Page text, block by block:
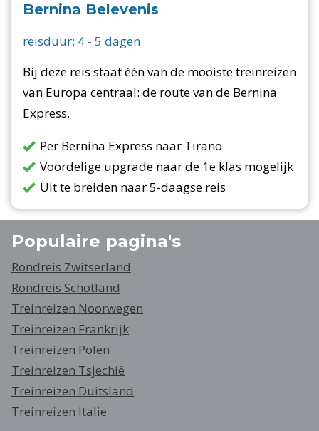
Bernina Belevenis
reisduur: 4 - 5 dagen
Bij deze reis staat één van de mooiste treinreizen
van Europa centraal: de route van de Bernina
Express.
Per Bernina Express naar Tirano
Voordelige upgrade naar de 1e klas mogelijk
Uit te breiden naar 5-daagse reis
Populaire pagina's
Rondreis Zwitserland
Rondreis Schotland
Treinreizen Noorwegen
Treinreizen Frankrijk
Treinreizen Polen
Treinreizen Tsjechië
Treinreizen Duitsland
Treinreizen Italië